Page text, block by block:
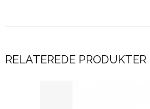
RELATEREDE PRODUKTER